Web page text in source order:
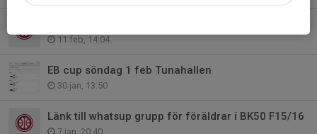
11 feb, 14:04
EB cup söndag 1 feb Tunahallen
30 jan, 13:50
Länk till whatsup grupp för föräldrar i BK50 F15/16
7 jan, 20:40